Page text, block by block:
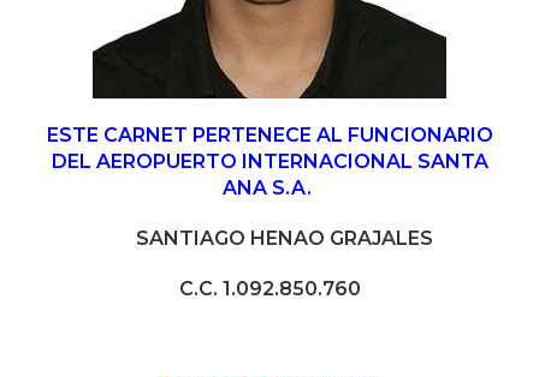
ESTE CARNET PERTENECE AL FUNCIONARIO
DEL AEROPUERTO INTERNACIONAL SANTA
ANA S.A.
SANTIAGO HENAO GRAJALES
C.C. 1.092.850.760